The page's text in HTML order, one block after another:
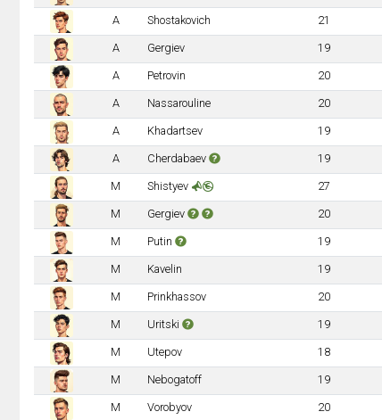
A Shostakovich 21
A Gergiev 19
A Petrovin 20
A Nassarouline 20
A Khadartsev 19
A Cherdabaev 19
M Shistyev 27
M Gergiev 20
M Putin 19
M Kavelin 19
M Prinkhassov 20
M Uritski 19
M Utepov 18
M Nebogatoff 19
M Vorobyov 20